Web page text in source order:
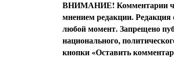
ВНИМАНИЕ! Комментарии
мнением редакции. Редакция
любой момент. Запрещено
национального,
кнопки «Оставить